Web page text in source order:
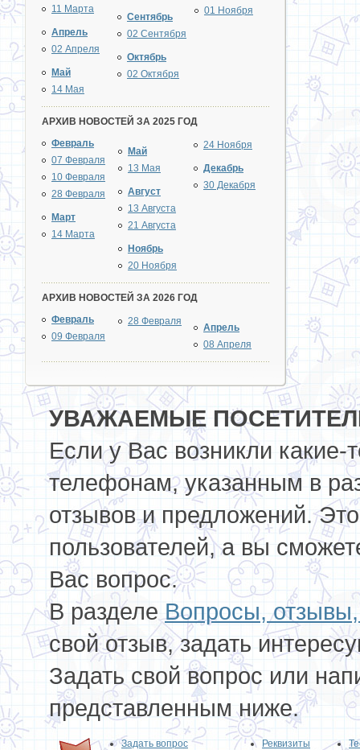
11 Марта
Апрель
02 Апреля
Май
14 Мая
Сентябрь
02 Сентября
Октябрь
02 Октября
01 Ноября
АРХИВ НОВОСТЕЙ ЗА 2025 ГОД
Февраль
07 Февраля
10 Февраля
28 Февраля
Март
14 Марта
Май
13 Мая
Август
13 Августа
21 Августа
Ноябрь
20 Ноября
24 Ноября
Декабрь
30 Декабря
АРХИВ НОВОСТЕЙ ЗА 2026 ГОД
Февраль
09 Февраля
28 Февраля
Апрель
08 Апреля
УВАЖАЕМЫЕ
Если у Вас возникли
телефонам, указанным в
отзывов и предложений.
пользователей, а вы
Вас вопрос.
В разделе Вопросы,
свой отзыв, задать
Задать свой вопрос или
представленным ниже.
Задать вопрос
Реквизиты